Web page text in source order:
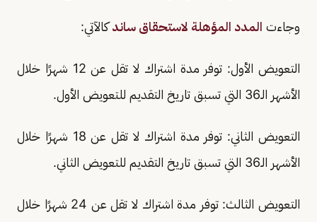
وجاءت المدد المؤهلة لاستحقاق ساندكالآتي:
التعويض الأول: توفر مدة اشتراك لا تقل عن 12 شهرًا خلال
الأشهر الـ36 التي تسبق تاريخ التقديم للتعويض الأول.
التعويض الثاني: توفر مدة اشتراك لا تقل عن 18 شهرًا خلال
الأشهر الـ36 التي تسبق تاريخ التقديم للتعويض الثاني.
التعويض الثالث: توفر مدة اشتراك لا تقل عن 24 شهرًا خلال